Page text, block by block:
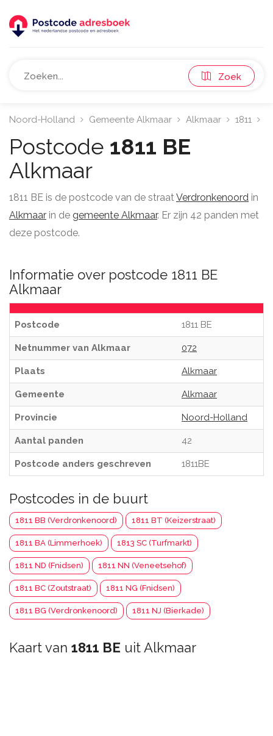
Zoek
Noord-Holland Gemeente Alkmaar Alkmaar 1811
Postcode 1811 BE
Alkmaar
1811 BE is de postcode van de straatVerdronkenoord in
Alkmaar in de gemeente Alkmaar. Er zijn 42 panden met
deze postcode.
Informatie over postcode 1811 BE
Alkmaar
Postcode 1811 BE
Netnummer van Alkmaar 072
Plaats Alkmaar
Gemeente Alkmaar
Provincie Noord-Holland
Aantal panden 42
Postcode anders geschreven 1811BE
Postcodes in de buurt
1811 BB (Verdronkenoord) 1811 BT (Keizerstraat)
1811 BA (Limmerhoek) 1813 SC (Turfmarkt)
1811 ND (Fnidsen) 1811 NN (Veneetsehof)
1811 BC (Zoutstraat) 1811 NG (Fnidsen)
1811 BG (Verdronkenoord) 1811 NJ (Bierkade)
Kaart van 1811 BE uit Alkmaar